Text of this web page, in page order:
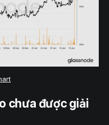
chưa được giải